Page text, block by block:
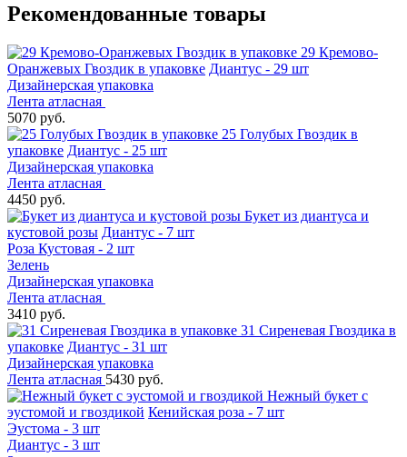
Рекомендованные товары
29 Кремово-
Оранжевых Гвоздик в упаковке Диантус - 29 шт
Дизайнерская упаковка
Лента атласная
5070 руб.
25 Голубых Гвоздик в
упаковке Диантус - 25 шт
Дизайнерская упаковка
Лента атласная
4450 руб.
Букет из диантуса и
кустовой розы Диантус - 7 шт
Роза Кустовая - 2 шт
Зелень
Дизайнерская упаковка
Лента атласная
3410 руб.
31 Сиреневая Гвоздика в
упаковке Диантус - 31 шт
Дизайнерская упаковка
Лента атласная 5430 руб.
Нежный букет с
эустомой и гвоздикой Кенийская роза - 7 шт
Эустома - 3 шт
Диантус - 3 шт